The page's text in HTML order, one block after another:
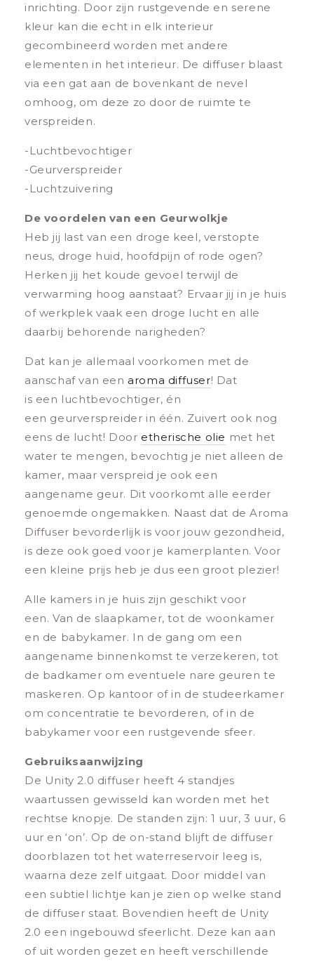
inrichting. Door zijn rustgevende en serene
kleur kan die echt in elk interieur
gecombineerd worden met andere
elementen in het interieur. De diffuser blaast
via een gat aan de bovenkant de nevel
omhoog, om deze zo door de ruimte te
verspreiden.
-Luchtbevochtiger
-Geurverspreider
-Luchtzuivering
De voordelen van een Geurwolkje
Heb jij last van een droge keel, verstopte
neus, droge huid, hoofdpijn of rode ogen?
Herken jij het koude gevoel terwijl de
verwarming hoog aanstaat? Ervaar jij in je huis
of werkplek vaak een droge lucht en alle
daarbij behorende narigheden?
Dat kan je allemaal voorkomen met de
aanschaf van een aroma diffuser! Dat
is een luchtbevochtiger, én
een geurverspreider in één. Zuivert ook nog
eens de lucht! Door etherische olie met het
water te mengen, bevochtig je niet alleen de
kamer, maar verspreid je ook een
aangename geur. Dit voorkomt alle eerder
genoemde ongemakken. Naast dat de Aroma
Diffuser bevorderlijk is voor jouw gezondheid,
is deze ook goed voor je kamerplanten. Voor
een kleine prijs heb je dus een groot plezier!
Alle kamers in je huis zijn geschikt voor
een. Van de slaapkamer, tot de woonkamer
en de babykamer. In de gang om een
aangename binnenkomst te verzekeren, tot
de badkamer om eventuele nare geuren te
maskeren. Op kantoor of in de studeerkamer
om concentratie te bevorderen, of in de
babykamer voor een rustgevende sfeer.
Gebruiksaanwijzing
De Unity 2.0 diffuser heeft 4 standjes
waartussen gewisseld kan worden met het
rechtse knopje. De standen zijn: 1 uur, 3 uur, 6
uur en ‘on’. Op de on-stand blijft de diffuser
doorblazen tot het waterreservoir leeg is,
waarna deze zelf uitgaat. Door middel van
een subtiel lichtje kan je zien op welke stand
de diffuser staat. Bovendien heeft de Unity
2.0 een ingebouwd sfeerlicht. Deze kan aan
of uit worden gezet en heeft verschillende